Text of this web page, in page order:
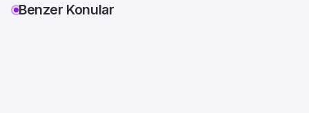
Benzer Konular